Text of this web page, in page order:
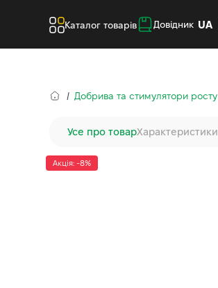
Каталог товарів Довідник UA
Добрива та стимулятори росту
Усе про товарХарактеристики
Акція: -8%